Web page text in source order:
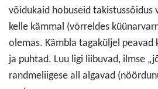
võidukaid hobuseid takistussõidus
kelle kämmal (võrreldes
olemas. Kämbla tagaküljel peavad
ja puhtad. Luu ligi liibuvad, ilmse
randmeliigese all algavad